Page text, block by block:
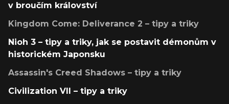
v broučím království
Kingdom Come: Deliverance 2 – tipy a triky
Nioh 3 – tipy a triky, jak se postavit démonům v
historickém Japonsku
Assassin's Creed Shadows – tipy a triky
Civilization VII – tipy a triky